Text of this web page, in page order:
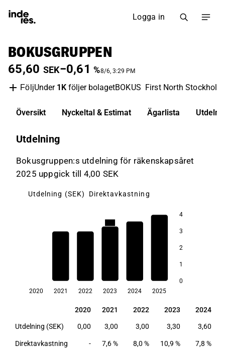
Logga in
BOKUSGRUPPEN
65,60 SEK−0,61 %8/6, 3:29 PM
FöljUnder 1K följer bolagetBOKUS First North Stockholm
Översikt Nyckeltal & Estimat Ägarlista
Utdelning
Bokusgruppen:s utdelning för räkenskapsåret
2025 uppgick till 4,00 SEK
Utdelning (SEK) Direktavkastning
4
3
2
1
0
2020 2021 2022 2023 2024 2025
2020 2021 2022 2023 2024
2020 2021 2022 2023 2024
Utdelning (SEK) 0,00 3,00 3,00 3,30 3,60
Direktavkastning - 7,6 % 8,0 % 10,9 % 7,8 %